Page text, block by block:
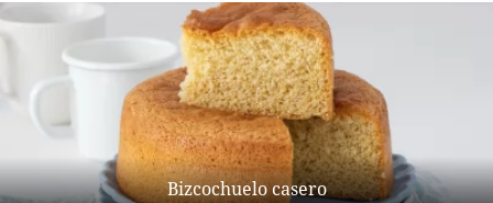
Bizcochuelo casero